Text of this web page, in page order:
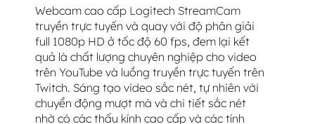
Webcam cao cấp Logitech StreamCam
truyền trực tuyến và quay với độ phân giải
full 1080p HD ở tốc độ 60 fps, đem lại kết
quả là chất lượng chuyên nghiệp cho video
trên YouTube và luồng truyền trực tuyến trên
Twitch. Sáng tạo video sắc nét, tự nhiên với
chuyển động mượt mà và chi tiết sắc nét
nhờ có các thấu kính cao cấp và các tính